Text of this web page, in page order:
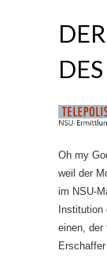
Oh my
weil der
im NSU-
einen, der